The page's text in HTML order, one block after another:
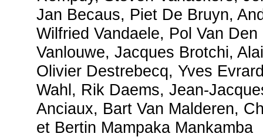
Jan Becaus, Piet De Bruyn,
Wilfried Vandaele, Pol Van
Vanlouwe, Jacques Brotchi,
Olivier Destrebecq, Yves
Wahl, Rik Daems, Jean-
Anciaux, Bart Van Malderen,
et Bertin Mampaka Mankamba